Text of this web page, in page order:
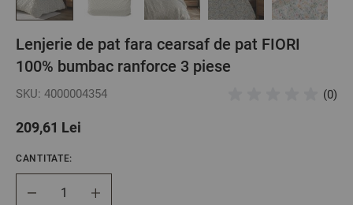
Lenjerie de pat fara cearsaf de pat FIORI
100% bumbac ranforce 3 piese
SKU: 4000004354 (0)
209,61 Lei
CANTITATE: